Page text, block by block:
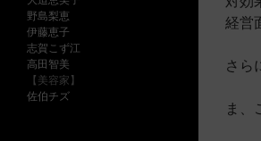
経営
さら
ま、
野島梨恵
伊藤恵子
志賀こず江
高田智美
【美容家】
佐伯チズ